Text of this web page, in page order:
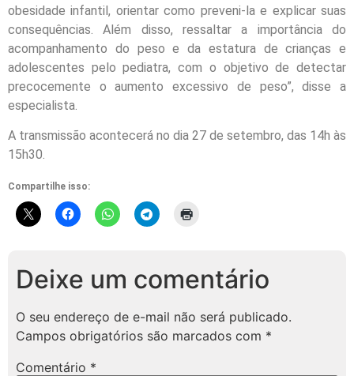
obesidade infantil, orientar como preveni-la e explicar suas
consequências. Além disso, ressaltar a importância do
acompanhamento do peso e da estatura de crianças e
adolescentes pelo pediatra, com o objetivo de detectar
precocemente o aumento excessivo de peso”, disse a
especialista.
A transmissão acontecerá no dia 27 de setembro, das 14h às
15h30.
Compartilhe isso:
Deixe um comentário
O seu endereço de e-mail não será publicado.
Campos obrigatórios são marcados com *
Comentário *